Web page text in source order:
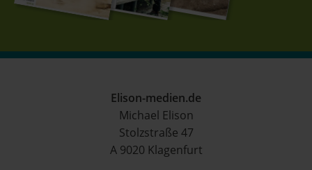
Elison-medien.de
Michael Elison
Stolzstraße 47
A 9020 Klagenfurt